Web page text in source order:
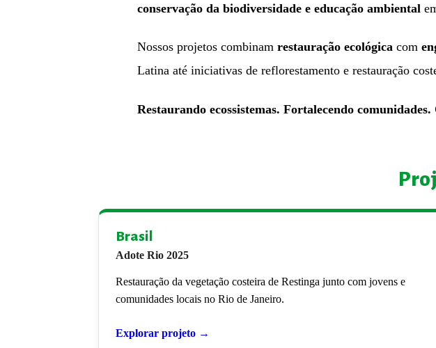
conservação da biodiversidade e educação ambiental
Nossos projetos combinam restauração ecológica com
Latina até iniciativas de reflorestamento e restauração
Restaurando ecossistemas. Fortalecendo
Brasil
Adote Rio 2025
Restauração da vegetação costeira de Restinga junto com jovens e
comunidades locais no Rio de Janeiro.
Explorar projeto →